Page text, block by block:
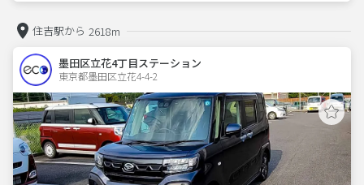
住吉駅から 2618m
墨田区立花4丁目ステーション
東京都墨田区立花4-4-2